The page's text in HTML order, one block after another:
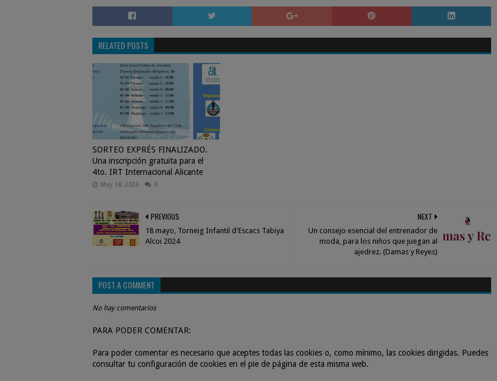
RELATED POSTS
SORTEO EXPRÉS FINALIZADO.
Una inscripción gratuita para el
4to. IRT Internacional Alicante
May 18, 2024 0
NEXT
Un consejo esencial del entrenador de
moda, para los niños que juegan al
ajedrez. (Damas y Reyes)
PREVIOUS
18 mayo, Torneig Infantil d'Escacs Tabiya
Alcoi 2024
POST A COMMENT
No hay comentarios
PARA PODER COMENTAR:
Para poder comentar es necesario que aceptes todas las cookies o, como mínimo, las cookies dirigidas. Puedes
consultar tu configuración de cookies en el pie de página de esta misma web.